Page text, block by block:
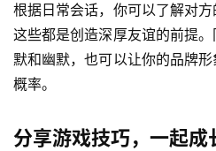
根据日常会话，你可以了解对方
这些都是创造深厚友谊的前提
默和幽默，也可以让你的品牌
概率。
分享游戏技巧，一起成